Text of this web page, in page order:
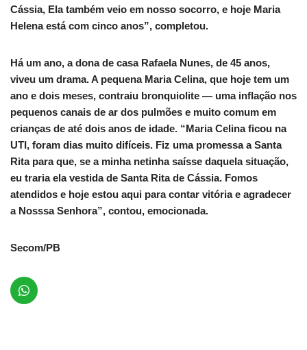
Cássia, Ela também veio em nosso socorro, e hoje Maria
Helena está com cinco anos”, completou.
Há um ano, a dona de casa Rafaela Nunes, de 45 anos,
viveu um drama. A pequena Maria Celina, que hoje tem um
ano e dois meses, contraiu bronquiolite — uma inflação nos
pequenos canais de ar dos pulmões e muito comum em
crianças de até dois anos de idade. “Maria Celina ficou na
UTI, foram dias muito difíceis. Fiz uma promessa a Santa
Rita para que, se a minha netinha saísse daquela situação,
eu traria ela vestida de Santa Rita de Cássia. Fomos
atendidos e hoje estou aqui para contar vitória e agradecer
a Nosssa Senhora”, contou, emocionada.
Secom/PB